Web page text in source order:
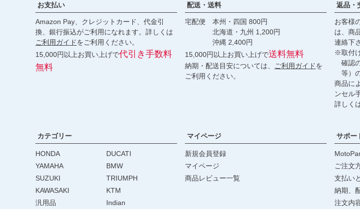
お支払い
Amazon Pay、クレジットカード、代金引
換、銀行振込がご利用になれます。詳しくは
ご利用ガイドをご利用ください。
15,000円以上お買い上げで代引き手数料
無料
配送・送料
宅配便 本州・四国 800円
北海道・九州 1,200円
沖縄 2,400円
15,000円以上お買い上げで送料無料
納期・配送目安については、 ご利用ガイドを
ご利用ください。
返品・
お客様
は、商
連絡下
※取付
確認
等）
商品に
ンセル
詳しく
カテゴリー
HONDA
YAMAHA
SUZUKI
KAWASAKI
汎用品
DUCATI
BMW
TRIUMPH
KTM
Indian
マイページ
新規会員登録
マイページ
商品レビュー一覧
サポー
ご注文
支払い
納期、
注文内